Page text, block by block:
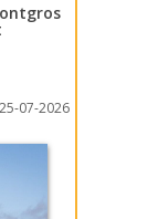
25-07-2026